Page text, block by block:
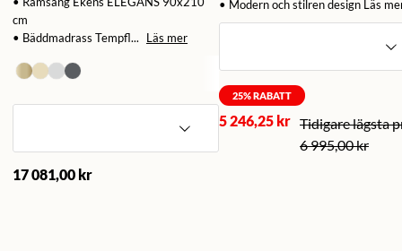
cm
• Bäddmadrass Tempfl...
Läs mer
17 081,00 kr
• Modern och stilren design Läs
25% RABATT
5 246,25 kr
6 995,00 kr